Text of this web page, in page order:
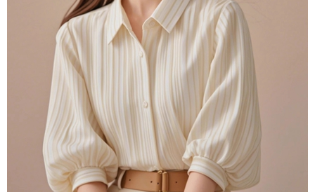
４．使用「AFTEE先享後付」時，將依據個別帳號之用戶狀況，依本公司即
時審查核予不同之上限額度；若仍有額度不足之情形，本公司將視審查結果
請求用戶進行身份認證。
５．嚴禁一人註冊多個帳號或使用他人資訊註冊。若發現惡意使用之情形，
恩沛科技股份有限公司將有權停止該用戶之使用額度並採取法律行動。
每筆NT$80，滿NT$699(含以上)免運費
每筆NT$70，滿NT$699(含以上)免運費
離島-郵局寄送
每筆NT$90，滿NT$699(含以上)免運費
國家/地區配送